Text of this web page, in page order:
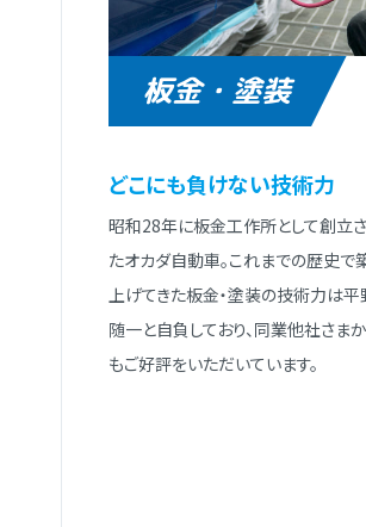
板金・塗装
どこにも負けない技術⼒
昭和28年に板⾦⼯作所として創⽴
たオカダ⾃動⾞。これまでの歴史で
上げてきた板⾦・塗装の技術⼒は
随⼀と⾃負しており、同業他社さま
もご好評をいただいています。